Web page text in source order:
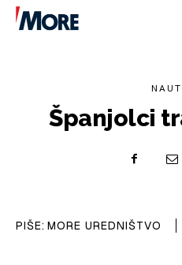
SPORT
Španjolci
PIŠE: MORE UREDNIŠTVO